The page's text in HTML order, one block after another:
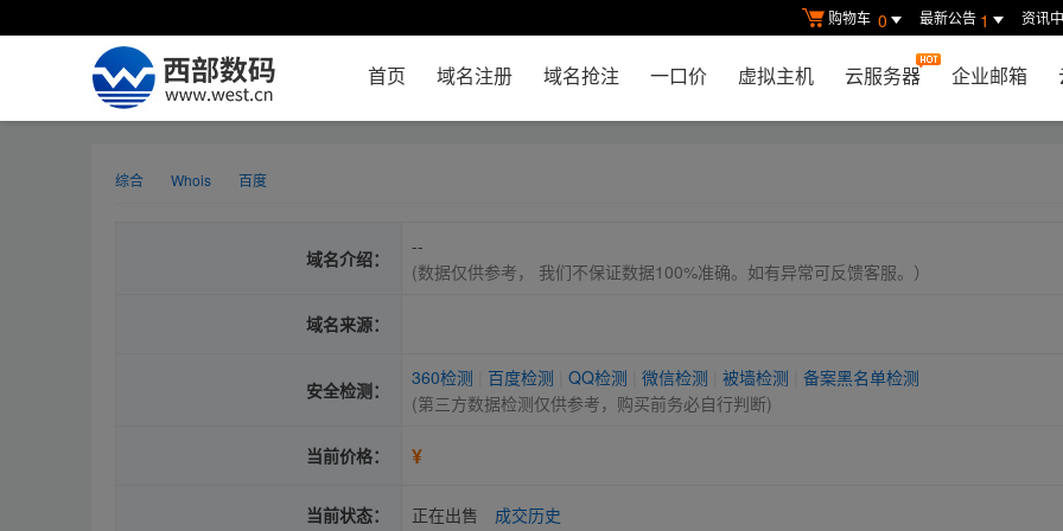
购物车 0 最新公告 1 资讯
首页 域名注册 域名抢注 一口价 虚拟主机 云服务器 企业邮箱
综合 Whois 百度
域名介绍：
--
(数据仅供参考， 我们不保证数据100%准确。如有异常可反馈客服。）
域名来源：
安全检测：
360检测 百度检测 QQ检测 微信检测 被墙检测
备案黑名单检测
(第三方数据检测仅供参考，购买前务必自行判断)
当前价格： ¥
当前状态： 正在出售 成交历史